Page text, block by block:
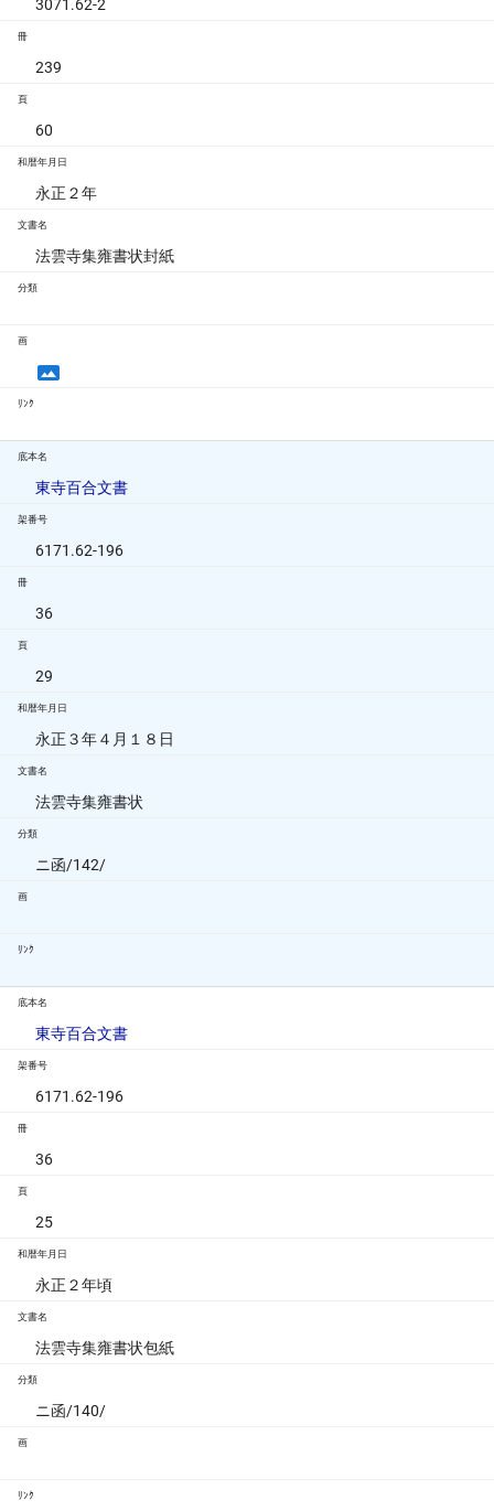
3071.62-2
冊
239
頁
60
和暦年月日
永正２年
文書名
法雲寺集雍書状封紙
分類
画
ﾘﾝｸ
底本名
東寺百合文書
架番号
6171.62-196
冊
36
頁
29
和暦年月日
永正３年４月１８日
文書名
法雲寺集雍書状
分類
ニ函/142/
画
ﾘﾝｸ
底本名
東寺百合文書
架番号
6171.62-196
冊
36
頁
25
和暦年月日
永正２年頃
文書名
法雲寺集雍書状包紙
分類
ニ函/140/
画
ﾘﾝｸ